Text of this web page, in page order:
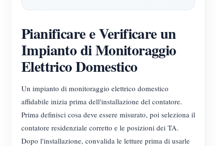
Pianificare e Verificare un
Impianto di Monitoraggio
Elettrico Domestico
Un impianto di monitoraggio elettrico domestico
affidabile inizia prima dell'installazione del contatore.
Prima definisci cosa deve essere misurato, poi seleziona il
contatore residenziale corretto e le posizioni dei TA.
Dopo l'installazione, convalida le letture prima di usarle